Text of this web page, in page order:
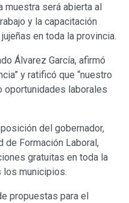
muestra será abierta al
y la capacitación
en toda la provincia.
Álvarez García, afirmó
y ratificó que “nuestro
laborales
del gobernador,
de Formación Laboral,
gratuitas en toda la
los municipios.
propuestas para el